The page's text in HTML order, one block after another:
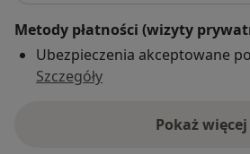
Metody płatności (wizyty
Ubezpieczenia akceptowane
Szczegóły
Pokaż więcej
o